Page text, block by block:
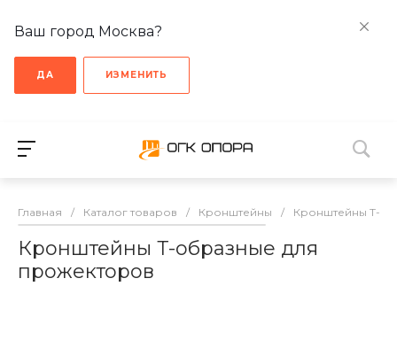
Ваш город Москва?
ДА ИЗМЕНИТЬ
Главная / Каталог товаров / Кронштейны / Кронштейны Т-
Кронштейны Т-образные для
прожекторов